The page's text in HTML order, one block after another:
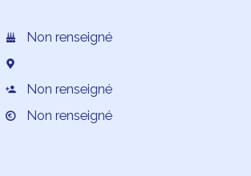
Non renseigné
Non renseigné
Non renseigné